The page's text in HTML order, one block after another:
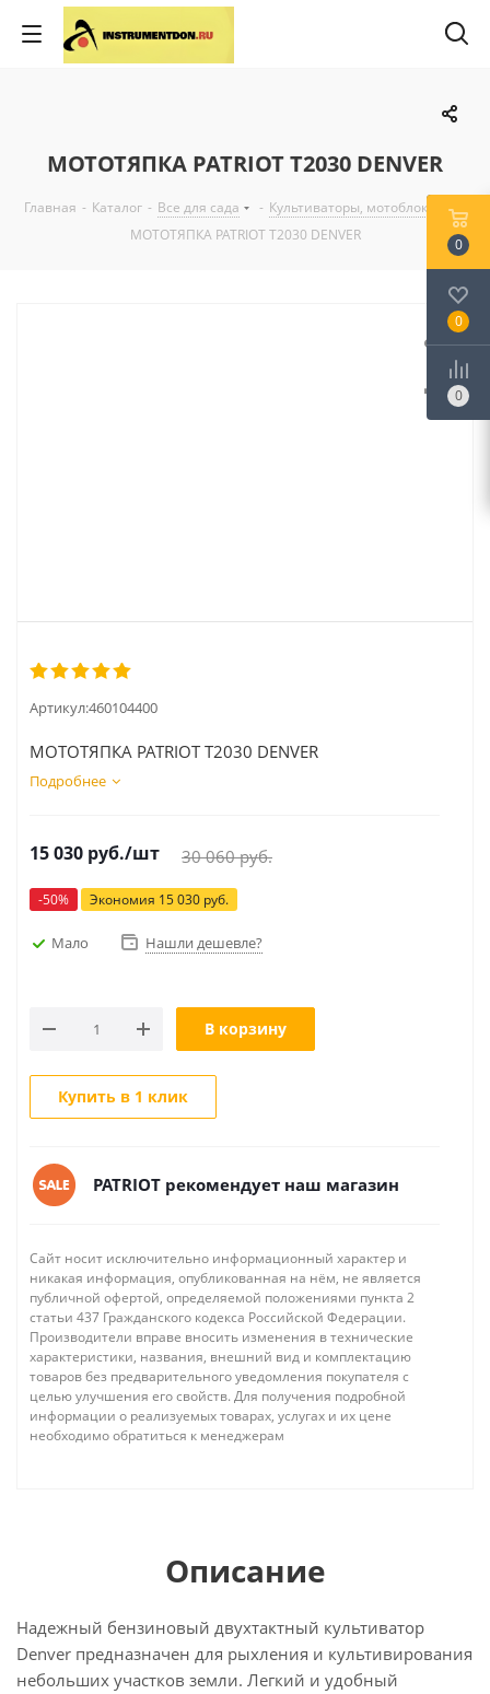
МОТОТЯПКА PATRIOT Т2030 DENVER
Главная - Каталог - Все для сада - Культиваторы, мотоблоки
МОТОТЯПКА PATRIOT Т2030 DENVER
Артикул:460104400
МОТОТЯПКА PATRIOT Т2030 DENVER
Подробнее
15 030 руб./шт 30 060руб.
-50% Экономия 15 030 руб.
Мало Нашли дешевле?
В корзину
Купить в 1 клик
PATRIOT рекомендует наш магазин
Сайт носит исключительно информационный характер и
никакая информация, опубликованная на нём, не является
публичной офертой, определяемой положениями пункта 2
статьи 437 Гражданского кодекса Российской Федерации.
Производители вправе вносить изменения в технические
характеристики, названия, внешний вид и комплектацию
товаров без предварительного уведомления покупателя с
целью улучшения его свойств. Для получения подробной
информации о реализуемых товарах, услугах и их цене
необходимо обратиться к менеджерам
Описание
Надежный бензиновый двухтактный культиватор
Denver предназначен для рыхления и культивирования
небольших участков земли. Легкий и удобный
0
0
0